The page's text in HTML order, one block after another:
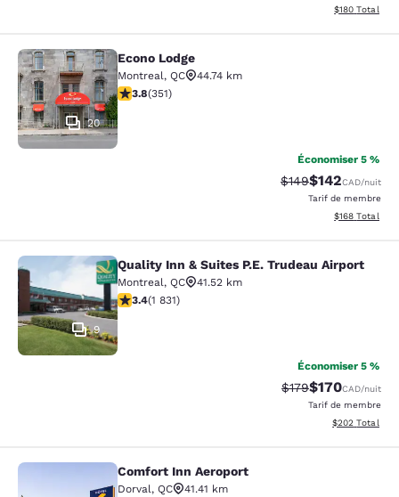
Afficher les
$180 Total
Econo Lodge
20
Econo Lodge
Montreal, QC
44.74 km
3.83 étoiles. Bien. 351 commentaires
3.8(351)
Économiser 5 %
Tarif barré :
$149Tarif réduit :
$142CAD/nuit
Tarif de membre
Afficher les
$168 Total
Quality Inn & Suites P.E. Trudeau
9
Quality Inn & Suites P.E. Trudeau Airport
Montreal, QC
41.52 km
3.38 étoiles. Bien. 1831 commentaires
3.4(1 831)
Économiser 5 %
Tarif barré :
$179Tarif réduit :
$170CAD/nuit
Tarif de membre
Afficher les
$202 Total
Comfort Inn Aeroport
Comfort Inn Aeroport
Dorval, QC
41.41 km